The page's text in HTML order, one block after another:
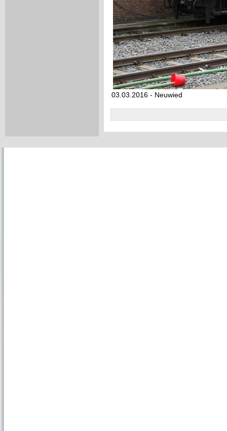
03.03.2016 - Neuwied